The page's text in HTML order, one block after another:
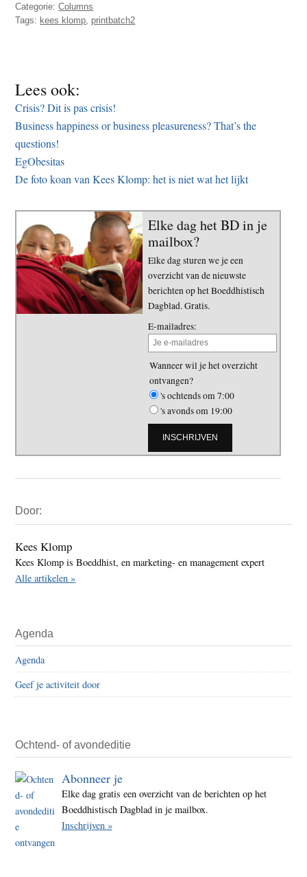
Categorie:Columns
Tags: kees klomp printbatch2
Lees ook:
Crisis? Dit is pas crisis!
Business happiness or business pleasureness? That’s the
questions!
EgObesitas
De foto koan van Kees Klomp: het is niet wat het lijkt
Elke dag het BD in je
mailbox?
Elke dag sturen we je een
overzicht van de nieuwste
berichten op het Boeddhistisch
Dagblad. Gratis.
E-mailadres:
Wanneer wil je het overzicht
ontvangen?
's ochtends om 7:00
's avonds om 19:00
Sidebar
Door:
Kees Klomp
Kees Klomp is Boeddhist, en marketing- en management expert
Alle artikelen »
Agenda
Agenda
Geef je activiteit door
Ochtend- of avondeditie
Abonneer je
Elke dag gratis een overzicht van de berichten op het
Boeddhistisch Dagblad in je mailbox.
Inschrijven »